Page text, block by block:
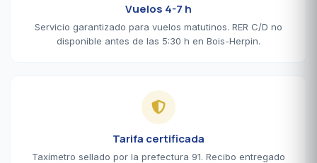
Vuelos 4-7 h
Servicio garantizado para vuelos matutinos. RER C/D no
disponible antes de las 5:30 h en Bois-Herpin.
Tarifa certificada
Taxímetro sellado por la prefectura 91. Recibo entregado